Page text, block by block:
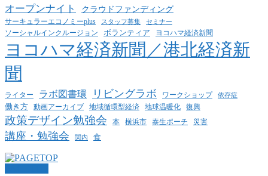
オープンナイト クラウドファンディング
サーキュラーエコノミーplus スタッフ募集 セミナー
ソーシャルインクルージョン ボランティア ヨコハマ経済新聞
ヨコハマ経済新聞／港北経済新
聞
ライター ラボ図書環 リビングラボ ワークショップ 依存症
働き方 動画アーカイブ 地域循環型経済 地球温暖化 復興
政策デザイン勉強会 本 横浜市 泰生ポーチ 災害
講座・勉強会 関内 食